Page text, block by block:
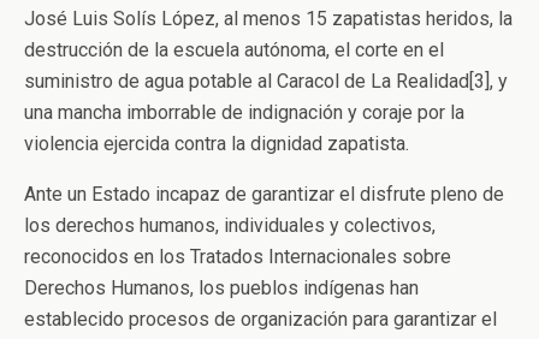
José Luis Solís López, al menos 15 zapatistas heridos, la
destrucción de la escuela autónoma, el corte en el
suministro de agua potable al Caracol de La Realidad[3], y
una mancha imborrable de indignación y coraje por la
violencia ejercida contra la dignidad zapatista.
Ante un Estado incapaz de garantizar el disfrute pleno de
los derechos humanos, individuales y colectivos,
reconocidos en los Tratados Internacionales sobre
Derechos Humanos, los pueblos indígenas han
establecido procesos de organización para garantizar el